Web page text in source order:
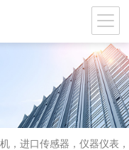
，进口传感器，仪器仪表